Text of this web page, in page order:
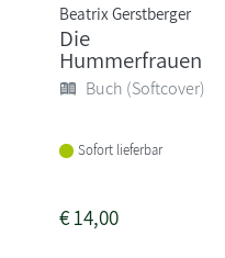
Beatrix Gerstberger
Die
Hummerfrauen
Buch (Softcover)
Sofort lieferbar
€14,00